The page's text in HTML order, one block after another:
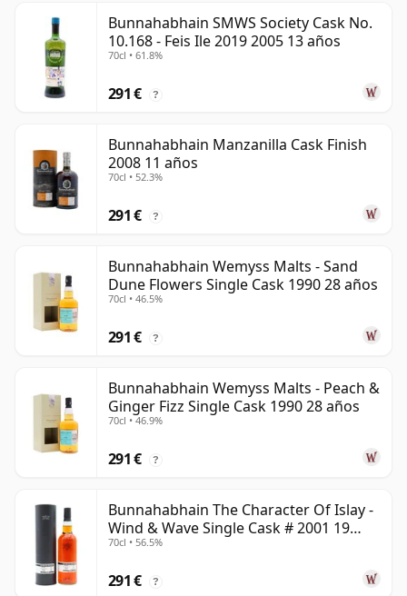
Bunnahabhain SMWS Society Cask No.
10.168 - Feis Ile 2019 2005 13 años
70cl • 61.8%
291 € ?
Bunnahabhain Manzanilla Cask Finish
2008 11 años
70cl • 52.3%
291 € ?
Bunnahabhain Wemyss Malts - Sand
Dune Flowers Single Cask 1990 28 años
70cl • 46.5%
291 € ?
Bunnahabhain Wemyss Malts - Peach &
Ginger Fizz Single Cask 1990 28 años
70cl • 46.9%
291 € ?
Bunnahabhain The Character Of Islay -
Wind & Wave Single Cask # 2001 19
años
70cl • 56.5%
291 € ?